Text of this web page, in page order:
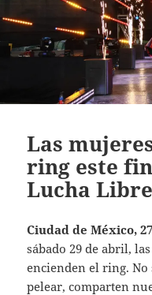
Las
ring este
Lucha
Ciudad de México,
sábado 29 de abril,
encienden el ring. No
pelear, comparten